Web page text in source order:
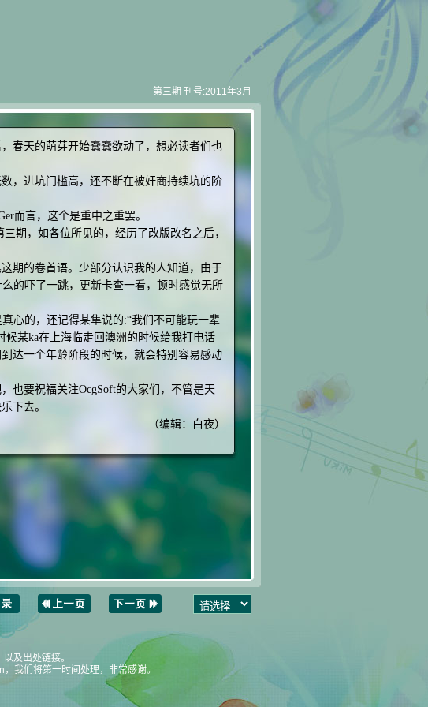
第三期 刊号:2011年3月
春天的萌芽开始蠢蠢欲动了，想必读者们也
，进坑门槛高，还不断在被奸商持续坑的阶
而言，这个是重中之重罢。
期，如各位所见的，经历了改版改名之后，
期的卷首语。少部分认识我的人知道，由于
的吓了一跳，更新卡查一看，顿时感觉无所
心的，还记得某隼说的:“我们不可能玩一辈
某ka在上海临走回澳洲的时候给我打电话
达一个年龄阶段的时候，就会特别容易感动
也要祝福关注OcgSoft的大家们，不管是天
下去。
（编辑：白夜）
及出处链接。
我们将第一时间处理，非常感谢。